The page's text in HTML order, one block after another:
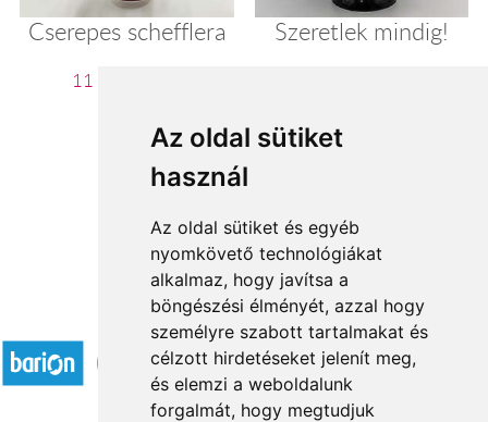
Az oldal sütiket
használ
Az oldal sütiket és egyéb
nyomkövető technológiákat
alkalmaz, hogy javítsa a
böngészési élményét, azzal hogy
személyre szabott tartalmakat és
célzott hirdetéseket jelenít meg,
és elemzi a weboldalunk
forgalmát, hogy megtudjuk
Cserepes schefflera
11 280 Ft-tól
Szeretlek mindig!
2 3 ...
Elfogadott fizetési módok